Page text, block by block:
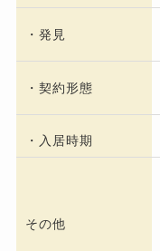
・発見
・契約形態
・入居時期
その他